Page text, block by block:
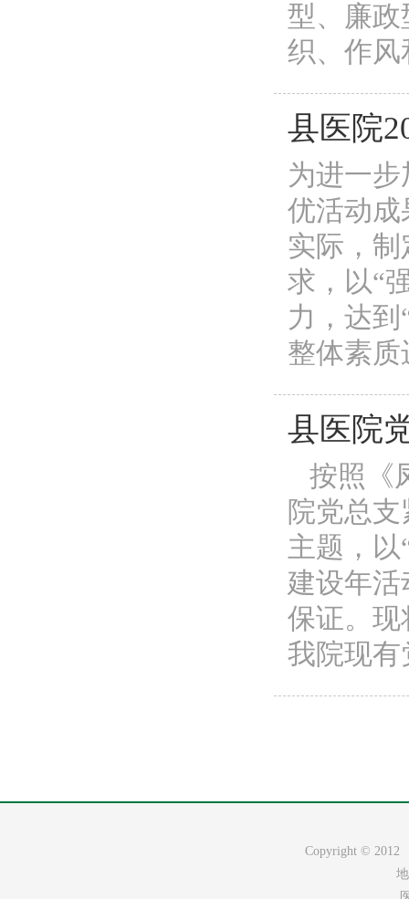
型、廉政
织、作风
县医院
为进一
优活动成
实际，制
求，以“
力，达
整体素质
县医院
按照《
院党总
主题，
建设年
保证。现
我院现有
Copyright ©